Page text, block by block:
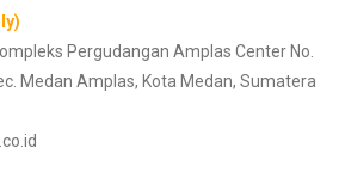
Pergudangan Amplas Center No.
Medan Amplas, Kota Medan, Sumatera